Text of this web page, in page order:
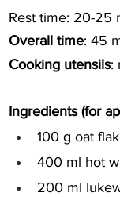
Rest time: 20-25
Overall time: 45
Cooking utensils:
Ingredients (for
100 g oat
400 ml hot
200 ml